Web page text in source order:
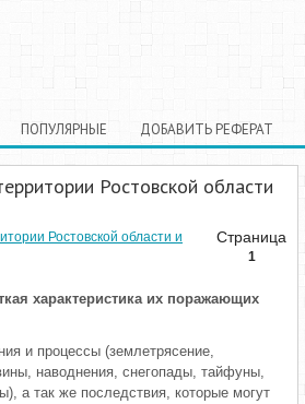
ПОПУЛЯРНЫЕ ДОБАВИТЬ РЕФЕРАТ
Ростовской области
Страница
1
Ростовской области и
характеристика их поражающих
и процессы (землетрясение,
наводнения, снегопады, тайфуны,
а так же последствия, которые могут